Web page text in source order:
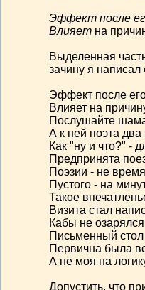
Эффект после
Влияет на
Выделенная
зачину я написал
Эффект после
Влияет на
Послушайте
А к ней поэта
Как "ну и что?" -
Предпринята
Поэзии - не
Пустого - на
Такое
Визита стал
Кабы не
Письменный стол
Первична была
А не моя на
Допустить, что